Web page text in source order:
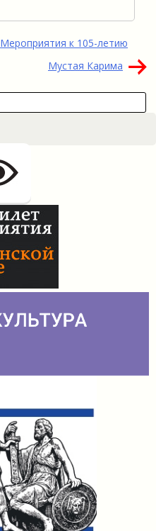
Мероприятия к 105-летию
Мустая Карима